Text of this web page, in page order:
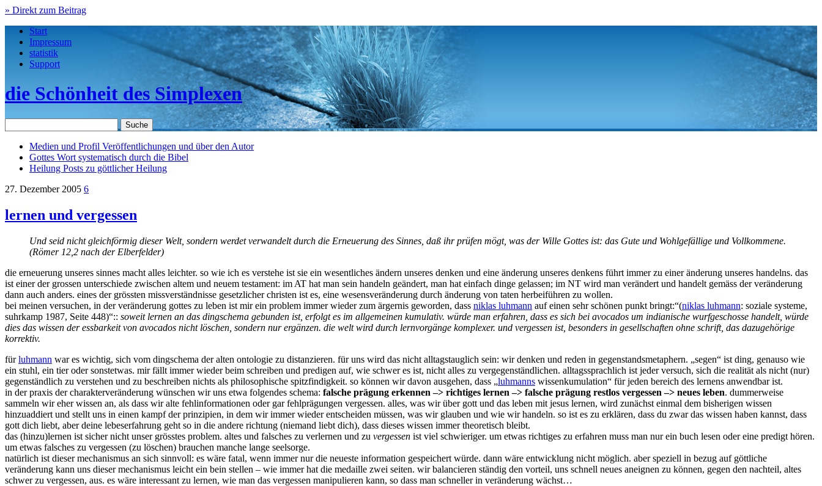
» Direkt zum Beitrag
Start
Impressum
statistik
Support
die Schönheit des Simplexen
Medien und Profil Veröffentlichungen und über den Autor
Gottes Wort systematisch durch die Bibel
Heilung Posts zu göttlicher Heilung
27. Dezember 2005 6
lernen und vergessen
Und seid nicht gleichförmig dieser Welt, sondern werdet verwandelt durch die Erneuerung des Sinnes, daß ihr prüfen mögt, was der Wille Gottes ist: das Gute und Wohlgefällige und Vollkommene.
(Römer 12,2 nach der Elberfelder)
die erneuerung unseres sinnes macht alles leichter. so wie ich es verstehe ist sie ein wesentliches ändern unseres denken und eine änderung unseres denkens führt immer zu einer änderung unseres handelns. das
ist einer der grossen unterschiede zwischen altem und neuem testament: im AT hat man sein handeln geändert, man hat einfach dinge gelassen; im NT wird man verändert und handelt gemäss der veränderung
dann auch anders. eines der grössten missverständnisse gesetzlicher christen ist es, eine wesensveränderung durch änderung von taten herbeiführen zu wollen.
bei meinen versuchen, in der veränderung gottes zu leben ist mir ein problem immer wieder zum ärgernis geworden, dass niklas luhmann auf einen sehr schönen punkt bringt:“(niklas luhmann: soziale systeme,
suhrkamp 1987, Seite 448)“:: soweit lernen an das dingschema gebunden ist, erfolgt es im allgemeinen kumulativ. würde man erfahren, dass es sich bei avocados um indianische wurfgeschosse handelt, würde
dies das wissen der essbarkeit von avocados nicht löschen, sondern nur ergänzen. die welt wird durch lernvorgänge komplexer. und vergessen ist, besonders in gesellschaften ohne schrift, das dazugehörige
korrektiv.
fürluhmann war es wichtig, sich vom dingschema der alten ontologie zu distanzieren. für uns wird das nicht alltagstauglich sein: wir denken und reden in gegenstandsmetaphern. „segen“ ist ding, genauso wie
ein stuhl, ein tier oder sonstetwas. mir fällt immer wieder beim schreiben und predigen auf, wie schwer es ist, nicht alles zu vergegenständlichen. alltagssprachlich ist jeder versuch, sich die realität als nicht (nur)
gegenständlich zu verstehen und zu beschreiben nichts als philosophische spitzfindigkeit. so können wir davon ausgehen, dass „luhmanns wissenkumulation“ für jeden bereich des lernens anwendbar ist.
in der praxis der charakterveränderung wünschen wir uns etwa folgendes schema: falsche prägung erkennen –> richtiges lernen –> falsche prägung restlos vergessen –> neues leben. dummerweise
sammeln wir eher wissen an, als dass wir alte fehlinformationen oder gar fehlprägungen vergessen. alles, was wir über gott und das leben mit jesus lernen, wird zunächst einmal dem bisherigen wissen
hinzuaddiert und stellt uns in einen kampf der prinzipien, in dem wir immer wieder entscheiden müssen, was wir glauben und wie wir handeln. so ist es zu erklären, dass du zwar das wissen haben kannst, dass
gott dich liebt, aber deine lebeserfahrung geht so in die andere richtung (niemand liebt dich), dass dieses wissen immer theoretisch bleibt.
das (hinzu)lernen ist sicher nicht unser grösstes problem. altes und falsches zu verlernen und zu vergessen ist viel schwieriger. um etwas richtiges zu erfahren muss man nur ein buch lesen oder eine predigt hören.
um etwas falsches zu vergessen (zu löschen) brauchen manche lange seelsorge.
natürlich ist dieser mechanismus an sich sinnvoll: es wäre fatal, wenn immer nur die neueste information gespeichert würde. dann wäre entwicklung nicht möglich. aber speziell in bezug auf göttliche
veränderung kann uns dieser mechanismus leicht ein bein stellen – wie immer hat die medaille zwei seiten. wir balancieren ständig den vorteil, uns schnell neues aneignen zu können, gegen den nachteil, altes
schwer zu vergessen, aus. es wäre interessant zu lernen, wie man das vergessen manipulieren kann, so dass man schneller in veränderung wächst…